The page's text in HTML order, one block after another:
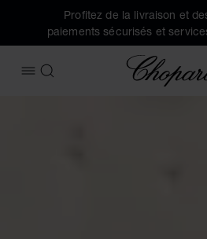
Profitez de la livraison et
paiements sécurisés et
OUVRIR LE MENU
RECHERCHER